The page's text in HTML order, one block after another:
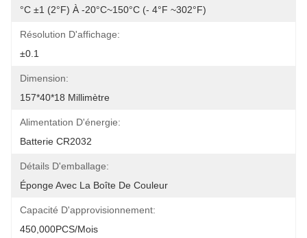
°C ±1 (2°F) À -20°C~150°C (- 4°F ~302°F)
Résolution D'affichage:
±0.1
Dimension:
157*40*18 Millimètre
Alimentation D'énergie:
Batterie CR2032
Détails D'emballage:
Éponge Avec La Boîte De Couleur
Capacité D'approvisionnement:
450,000PCS/mois